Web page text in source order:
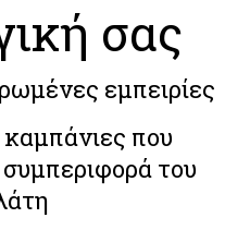
σας
εμπειρίες
που
του